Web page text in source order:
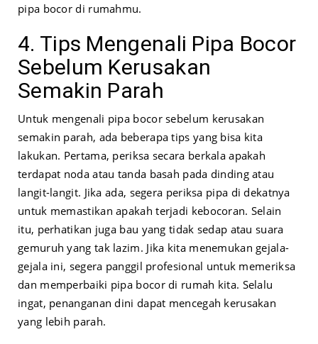
pipa bocor di rumahmu.
4. Tips Mengenali Pipa Bocor
Sebelum Kerusakan
Semakin Parah
Untuk mengenali pipa bocor sebelum kerusakan
semakin parah, ada beberapa tips yang bisa kita
lakukan. Pertama, periksa secara berkala apakah
terdapat noda atau tanda basah pada dinding atau
langit-langit. Jika ada, segera periksa pipa di dekatnya
untuk memastikan apakah terjadi kebocoran. Selain
itu, perhatikan juga bau yang tidak sedap atau suara
gemuruh yang tak lazim. Jika kita menemukan gejala-
gejala ini, segera panggil profesional untuk memeriksa
dan memperbaiki pipa bocor di rumah kita. Selalu
ingat, penanganan dini dapat mencegah kerusakan
yang lebih parah.